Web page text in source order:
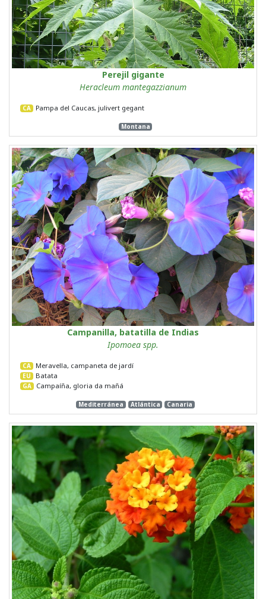
Perejil gigante
Heracleum mantegazzianum
CA Pampa del Caucas, julivert gegant
Montana
Campanilla, batatilla de Indias
Ipomoea spp.
CA Meravella, campaneta de jardí
EU Batata
GA Campaíña, gloria da mañá
Mediterránea Atlántica Canaria